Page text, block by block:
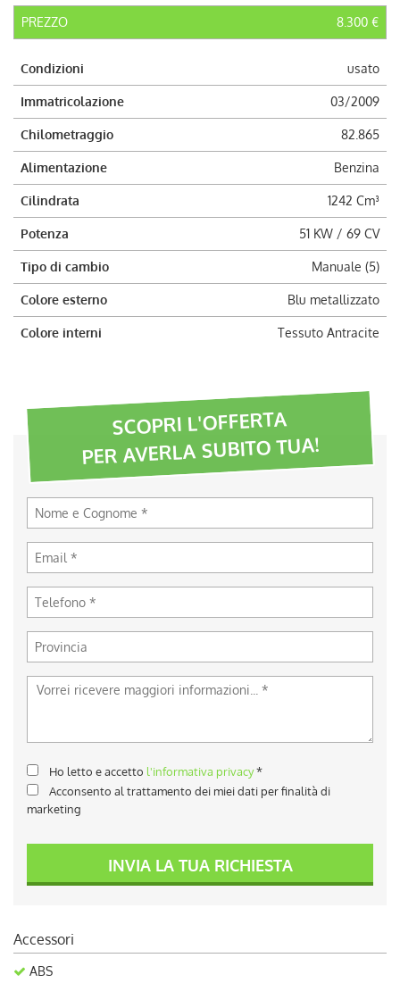
NEWS
AREA COMMERCIANTI
PREZZO 8.300 €
Condizioni usato
Immatricolazione 03/2009
Chilometraggio 82.865
Alimentazione Benzina
Cilindrata 1242 Cm³
Potenza 51 KW / 69 CV
Tipo di cambio Manuale (5)
Colore esterno Blu metallizzato
Colore interni Tessuto Antracite
SCOPRI L'OFFERTA
PER AVERLA SUBITO TUA!
Ho letto e accetto l'informativa privacy*
Acconsento al trattamento dei miei dati per finalità di
marketing
INVIA LA TUA RICHIESTA
Accessori
ABS